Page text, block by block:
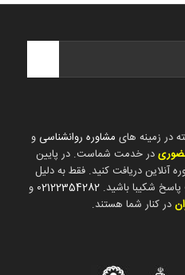
مشاوره روانشناسی و
در خدمت شماست. در پایین
آنلاین دریافت کنید. فقط به دلیل
پاسخ شکیبا باشید. 02122354282 و
در کنار شما هستند.